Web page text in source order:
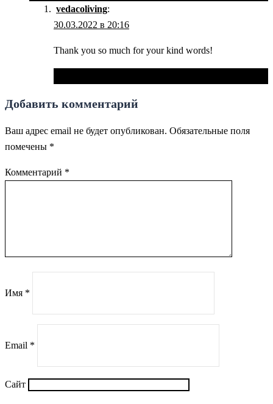
vedacoliving:
30.03.2022 в 20:16
Thank you so much for your kind words!
Добавить комментарий
Ваш адрес email не будет опубликован. Обязательные поля
помечены *
Комментарий *
Имя *
Email *
Сайт